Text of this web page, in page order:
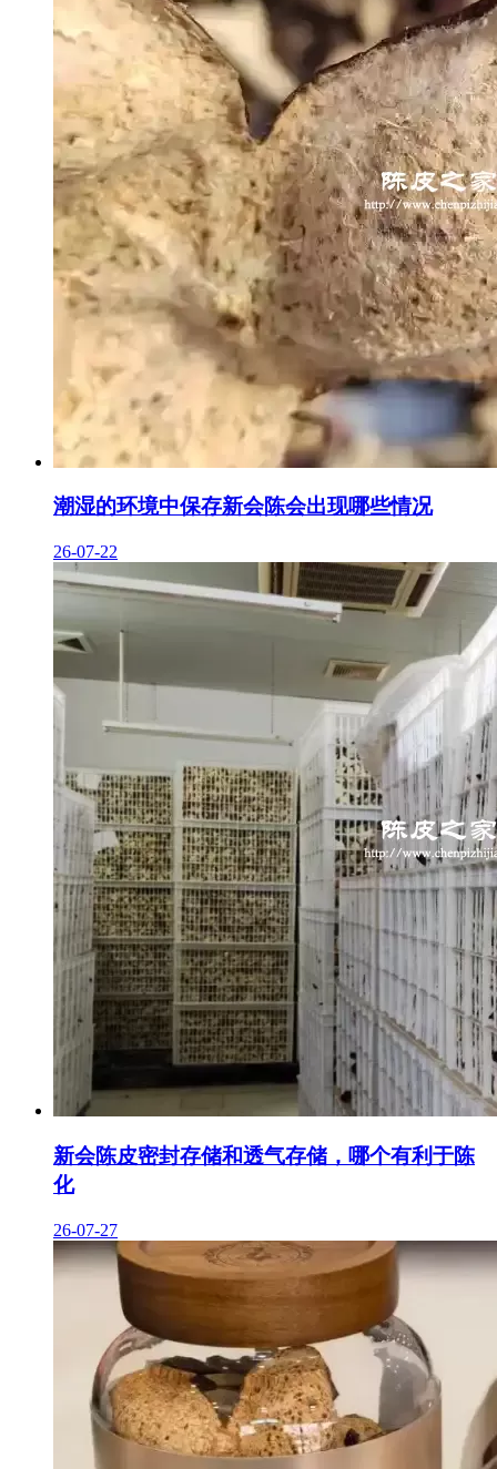
潮湿的环境中保存新会陈会出现哪些情况
26-07-22
新会陈皮密封存储和透气存储，哪个有利于陈
化
26-07-27